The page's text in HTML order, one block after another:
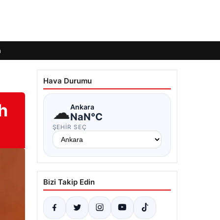
Hava Durumu
☁Ankara
NaN°C
ŞEHIR SEÇ
Bizi Takip Edin